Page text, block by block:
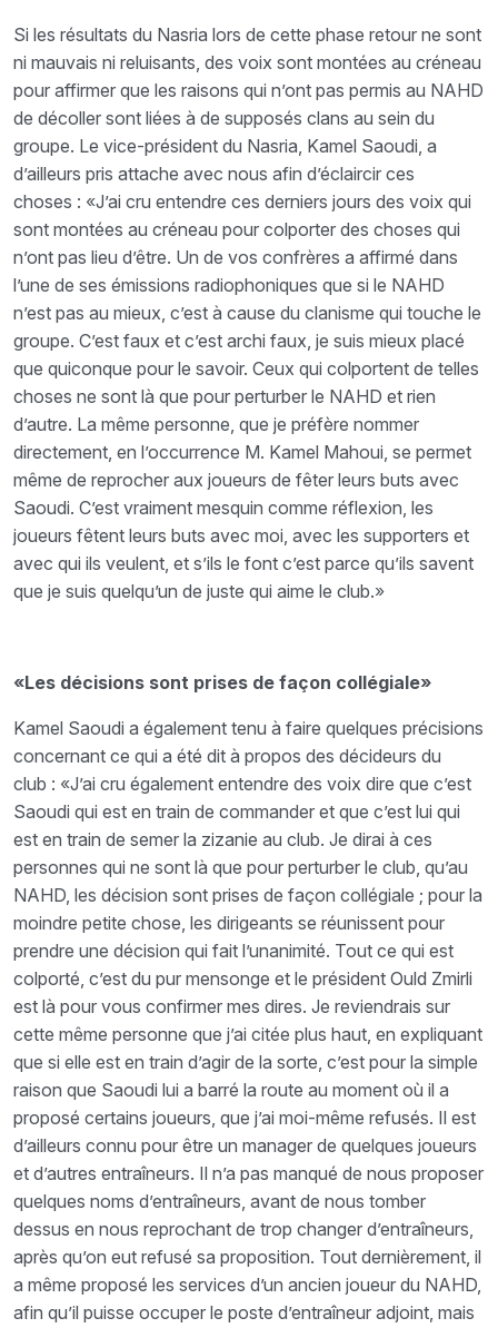
Si les résultats du Nasria lors de cette phase retour ne sont
ni mauvais ni reluisants, des voix sont montées au créneau
pour affirmer que les raisons qui n’ont pas permis au NAHD
de décoller sont liées à de supposés clans au sein du
groupe. Le vice-président du Nasria, Kamel Saoudi, a
d’ailleurs pris attache avec nous afin d’éclaircir ces
choses : «J’ai cru entendre ces derniers jours des voix qui
sont montées au créneau pour colporter des choses qui
n’ont pas lieu d’être. Un de vos confrères a affirmé dans
l’une de ses émissions radiophoniques que si le NAHD
n’est pas au mieux, c’est à cause du clanisme qui touche le
groupe. C’est faux et c’est archi faux, je suis mieux placé
que quiconque pour le savoir. Ceux qui colportent de telles
choses ne sont là que pour perturber le NAHD et rien
d’autre. La même personne, que je préfère nommer
directement, en l’occurrence M. Kamel Mahoui, se permet
même de reprocher aux joueurs de fêter leurs buts avec
Saoudi. C’est vraiment mesquin comme réflexion, les
joueurs fêtent leurs buts avec moi, avec les supporters et
avec qui ils veulent, et s’ils le font c’est parce qu’ils savent
que je suis quelqu’un de juste qui aime le club.»
«Les décisions sont prises de façon collégiale»
Kamel Saoudi a également tenu à faire quelques précisions
concernant ce qui a été dit à propos des décideurs du
club : «J’ai cru également entendre des voix dire que c’est
Saoudi qui est en train de commander et que c’est lui qui
est en train de semer la zizanie au club. Je dirai à ces
personnes qui ne sont là que pour perturber le club, qu’au
NAHD, les décision sont prises de façon collégiale ; pour la
moindre petite chose, les dirigeants se réunissent pour
prendre une décision qui fait l’unanimité. Tout ce qui est
colporté, c’est du pur mensonge et le président Ould Zmirli
est là pour vous confirmer mes dires. Je reviendrais sur
cette même personne que j’ai citée plus haut, en expliquant
que si elle est en train d’agir de la sorte, c’est pour la simple
raison que Saoudi lui a barré la route au moment où il a
proposé certains joueurs, que j’ai moi-même refusés. Il est
d’ailleurs connu pour être un manager de quelques joueurs
et d’autres entraîneurs. Il n’a pas manqué de nous proposer
quelques noms d’entraîneurs, avant de nous tomber
dessus en nous reprochant de trop changer d’entraîneurs,
après qu’on eut refusé sa proposition. Tout dernièrement, il
a même proposé les services d’un ancien joueur du NAHD,
afin qu’il puisse occuper le poste d’entraîneur adjoint, mais